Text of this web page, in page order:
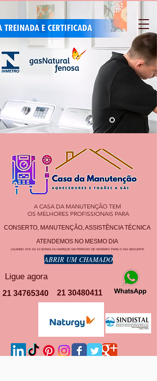
A CASA DA MANUTENÇÃO TEM
OS MELHORES PROFISSIONAIS PARA
CONSERTO, MANUTENÇÃO, ASSISTÊNCIA TÉCNICA
ATENDEMOS NO MESMO DIA
LIGANDO ATE AS 12 HORAS OU MARQUE UM PERÍODO DE HORÁRIO PARA O DIA SEGUINTE
ABRIR UM CHAMADO
Ligue agora
21 30480411
21 34765340